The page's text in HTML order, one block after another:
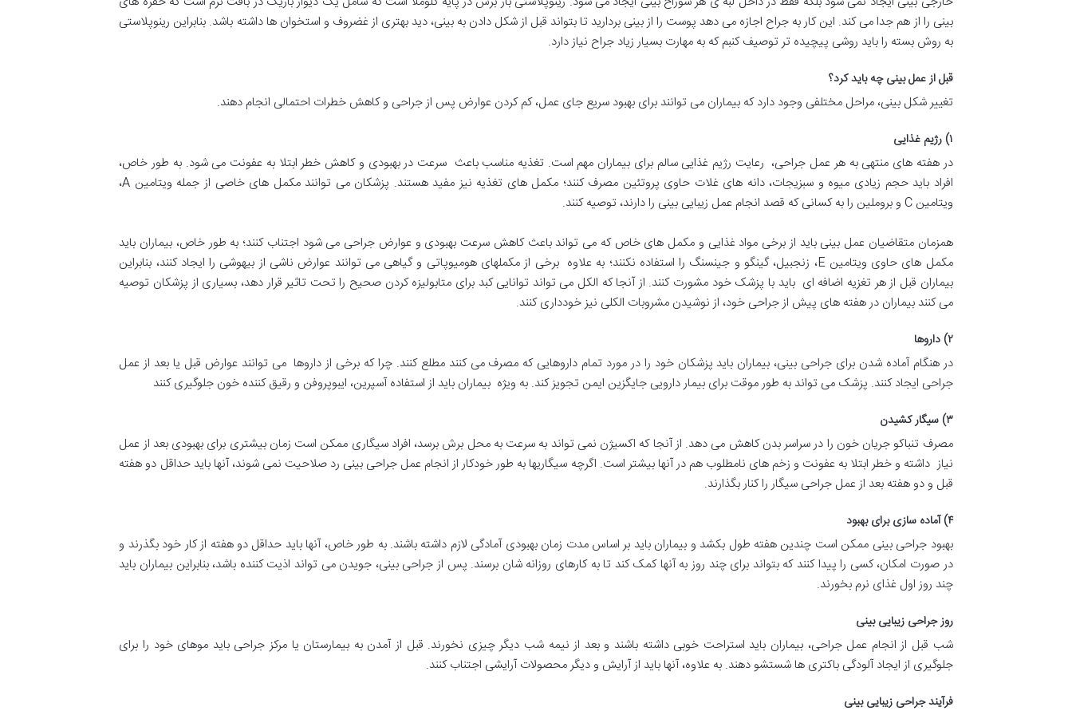
بینی را از هم جدا می کند. این کار به جراح اجازه می دهد پوست را از بینی بردارید تا بتواند قبل از شکل دادن به بینی، دید بهتری از غضروف و استخوان ها داشته باشد. بنابراین رینوپلاستی
به روش بسته را باید روشی پیچیده تر توصیف کنبم که به مهارت بسیار زیاد جراح نیاز دارد.
قبل از عمل بینی چه باید کرد؟
تغییر شکل بینی، مراحل مختلفی وجود دارد که بیماران می توانند برای بهبود سریع جای عمل، کم کردن عوارض پس از جراحی و کاهش خطرات احتمالی انجام دهند.
۱) رژیم غذایی
در هفته های منتهی به هر عمل جراحی، رعایت رژیم غذایی سالم برای بیماران مهم است. تغذیه مناسب باعث سرعت در بهبودی و کاهش خطر ابتلا به عفونت می شود. به طور خاص،
افراد باید حجم زیادی میوه و سبزیجات، دانه های غلات حاوی پروتئین مصرف کنند؛ مکمل های تغذیه نیز مفید هستند. پزشکان می توانند مکمل های خاصی از جمله ویتامین A،
ویتامین C و بروملین را به کسانی که قصد انجام عمل زیبایی بینی را دارند، توصیه کنند.
همزمان متقاضیان عمل بینی باید از برخی مواد غذایی و مکمل های خاص که می تواند باعث کاهش سرعت بهبودی و عوارض جراحی می شود اجتناب کنند؛ به طور خاص، بیماران باید
مکمل های حاوی ویتامین E، زنجبیل، گینگو و جینسنگ را استفاده نکنند؛ به علاوه برخی از مکملهای هومیوپاتی و گیاهی می توانند عوارض ناشی از بیهوشی را ایجاد کنند، بنابراین
بیماران قبل از هر تغزیه اضافه ای باید با پزشک خود مشورت کنند. از آنجا که الکل می تواند توانایی کبد برای متابولیزه کردن صحیح را تحت تاثیر قرار دهد، بسیاری از پزشکان توصیه
می کنند بیماران در هفته های پیش از جراحی خود، از نوشیدن مشروبات الکلی نیز خودداری کنند.
۲) داروها
در هنگام آماده شدن برای جراحی بینی، بیماران باید پزشکان خود را در مورد تمام داروهایی که مصرف می کنند مطلع کنند. چرا که برخی از داروها می توانند عوارض قبل یا بعد از عمل
جراحی ایجاد کنند. پزشک می تواند به طور موقت برای بیمار دارویی جایگزین ایمن تجویز کند. به ویژه بیماران باید از استفاده آسپرین، ایبوپروفن و رقیق کننده خون جلوگیری کنند
۳) سیگار کشیدن
مصرف تنباکو جریان خون را در سراسر بدن کاهش می دهد. از آنجا که اکسیژن نمی تواند به سرعت به محل برش برسد، افراد سیگاری ممکن است زمان بیشتری برای بهبودی بعد از عمل
نیاز داشته و خطر ابتلا به عفونت و زخم های نامطلوب هم در آنها بیشتر است. اگرچه سیگاریها به طور خودکار از انجام عمل جراحی بینی رد صلاحیت نمی شوند، آنها باید حداقل دو هفته
قبل و دو هفته بعد از عمل جراحی سیگار را کنار بگذارند.
۴) آماده سازی برای بهبود
بهبود جراحی بینی ممکن است چندین هفته طول بکشد و بیماران باید بر اساس مدت زمان بهبودی آمادگی لازم داشته باشند. به طور خاص، آنها باید حداقل دو هفته از کار خود بگذرند و
در صورت امکان، کسی را پیدا کنند که بتواند برای چند روز به آنها کمک کند تا به کارهای روزانه شان برسند. پس از جراحی بینی، جویدن می تواند اذیت کننده باشد، بنابراین بیماران باید
چند روز اول غذای نرم بخورند.
روز جراحی زیبایی بینی
شب قبل از انجام عمل جراحی، بیماران باید استراحت خوبی داشته باشند و بعد از نیمه شب دیگر چیزی نخورند. قبل از آمدن به بیمارستان یا مرکز جراحی باید موهای خود را برای
جلوگیری از ایجاد آلودگی باکتری ها شستشو دهند. به علاوه، آنها باید از آرایش و دیگر محصولات آرایشی اجتناب کنند.
فرآیند جراحی زیبایی بینی